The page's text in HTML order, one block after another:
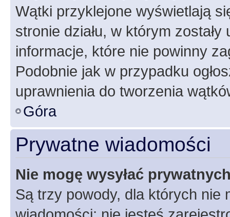
Wątki przyklejone wyświetlają
stronie działu, w którym
informacje, które nie powinny
Podobnie jak w przypadku
uprawnienia do tworzenia
Góra
Prywatne wiadomości
Nie mogę wysyłać
Są trzy powody, dla których nie